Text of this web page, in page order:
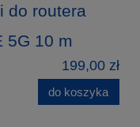
do routera
5G 10 m
199,00 zł
do koszyka